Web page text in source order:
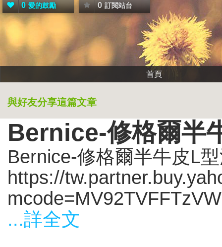
0 愛的鼓勵 0 訂閱站台
首頁
與好友分享這篇文章
Bernice-修格爾半
Bernice-修格爾半牛皮L
https://
...詳全文